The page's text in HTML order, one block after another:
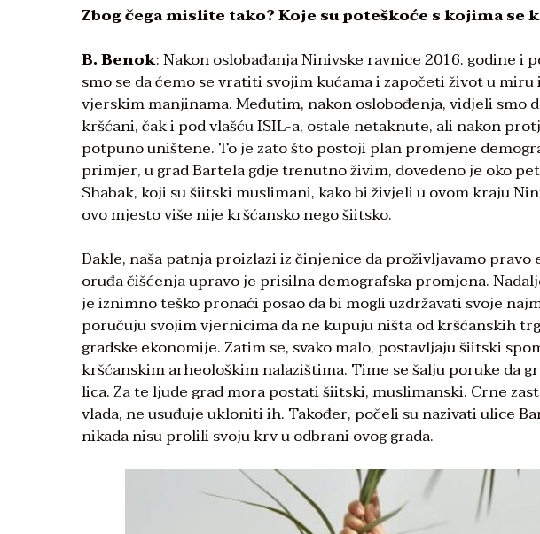
Zbog čega mislite tako? Koje su poteškoće s kojima se
B. Benok: Nakon oslobađanja Ninivske ravnice 2016. godine i
smo se da ćemo se vratiti svojim kućama i započeti život u
vjerskim manjinama. Međutim, nakon oslobođenja, vidjeli smo
kršćani, čak i pod vlašću ISIL-a, ostale netaknute, ali nakon
potpuno uništene. To je zato što postoji plan promjene
primjer, u grad Bartela gdje trenutno živim, dovedeno je oko
Shabak, koji su šiitski muslimani, kako bi živjeli u ovom kraju
ovo mjesto više nije kršćansko nego šiitsko.
Dakle, naša patnja proizlazi iz činjenice da proživljavamo
oruđa čišćenja upravo je prisilna demografska promjena.
je iznimno teško pronaći posao da bi mogli uzdržavati svoje
poručuju svojim vjernicima da ne kupuju ništa od kršćanskih
gradske ekonomije. Zatim se, svako malo, postavljaju šiitski
kršćanskim arheološkim nalazištima. Time se šalju poruke da
lica. Za te ljude grad mora postati šiitski, muslimanski. Crne
vlada, ne usuđuje ukloniti ih. Također, počeli su nazivati ​​ulice
nikada nisu prolili svoju krv u odbrani ovog grada.